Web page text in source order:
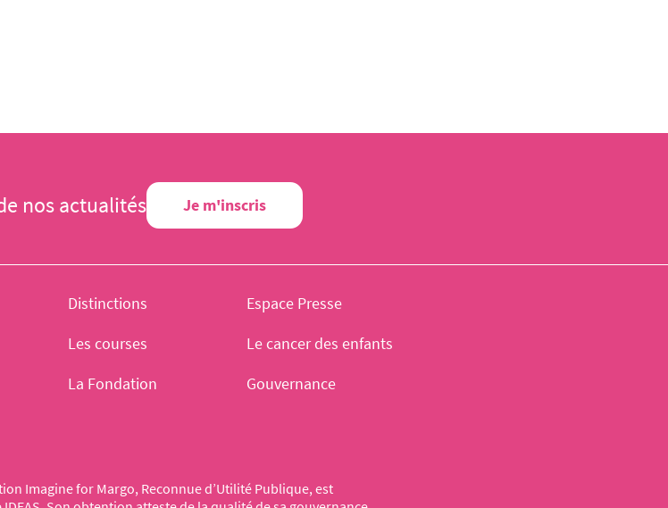
nos actualités Je m'inscris
Imagine for Margo, Reconnue d’Utilité Publique, est
Distinctions
Espace Presse
Les courses
Le cancer des enfants
La Fondation
Gouvernance